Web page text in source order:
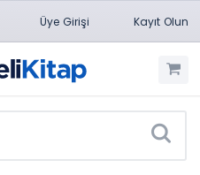
Üye Girişi Kayıt Olun